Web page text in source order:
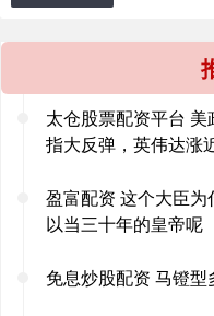
太仓股票配资平台
指大反弹，英伟达涨
盈富配资 这个大臣
以当三十年的皇帝呢
免息炒股配资 马镫